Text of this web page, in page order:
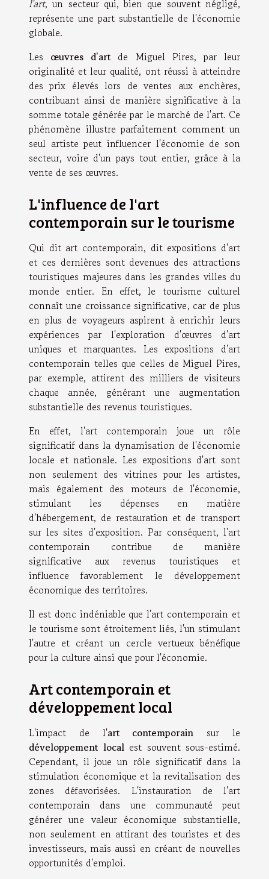
l'art, un secteur qui, bien que souvent négligé,
représente une part substantielle de l'économie
globale.
Les œuvres d'artde Miguel Pires, par leur
originalité et leur qualité, ont réussi à atteindre
des prix élevés lors de ventes aux enchères,
contribuant ainsi de manière significative à la
somme totale générée par le marché de l'art. Ce
phénomène illustre parfaitement comment un
seul artiste peut influencer l'économie de son
secteur, voire d'un pays tout entier, grâce à la
vente de ses œuvres.
L'influence de l'art
contemporain sur le tourisme
Qui dit art contemporain, dit expositions d'art
et ces dernières sont devenues des attractions
touristiques majeures dans les grandes villes du
monde entier. En effet, le tourisme culturel
connaît une croissance significative, car de plus
en plus de voyageurs aspirent à enrichir leurs
expériences par l'exploration d'œuvres d'art
uniques et marquantes. Les expositions d'art
contemporain telles que celles de Miguel Pires,
par exemple, attirent des milliers de visiteurs
chaque année, générant une augmentation
substantielle des revenus touristiques.
En effet, l'art contemporain joue un rôle
significatif dans la dynamisation de l'économie
locale et nationale. Les expositions d'art sont
non seulement des vitrines pour les artistes,
mais également des moteurs de l'économie,
stimulant les dépenses en matière
d'hébergement, de restauration et de transport
sur les sites d'exposition. Par conséquent, l'art
contemporain contribue de manière
significative aux revenus touristiques et
influence favorablement le développement
économique des territoires.
Il est donc indéniable que l'art contemporain et
le tourisme sont étroitement liés, l'un stimulant
l'autre et créant un cercle vertueux bénéfique
pour la culture ainsi que pour l'économie.
Art contemporain et
développement local
L'impact de l'art contemporain sur le
développement localest souvent sous-estimé.
Cependant, il joue un rôle significatif dans la
stimulation économique et la revitalisation des
zones défavorisées. L'instauration de l'art
contemporain dans une communauté peut
générer une valeur économique substantielle,
non seulement en attirant des touristes et des
investisseurs, mais aussi en créant de nouvelles
opportunités d'emploi.